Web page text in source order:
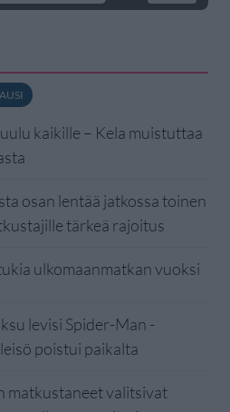
kaikille – Kela muistuttaa
osan lentää jatkossa toinen
tärkeä rajoitus
ulkomaanmatkan vuoksi
levisi Spider-Man -
poistui paikalta
matkustaneet valitsivat